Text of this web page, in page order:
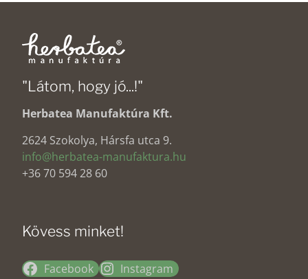
"Látom, hogy jó...!"
Herbatea Manufaktúra Kft.
2624 Szokolya, Hársfa utca 9.
info@herbatea-manufaktura.hu
+36 70 594 28 60
Kövess minket!
Facebook Instagram